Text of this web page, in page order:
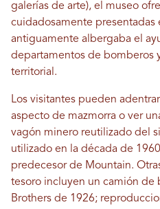
galerías de arte), el museo
cuidadosamente presentadas
antiguamente albergaba el
departamentos de bomberos
territorial.
Los visitantes pueden
aspecto de mazmorra o ver
vagón minero reutilizado del
utilizado en la década de
predecesor de Mountain.
tesoro incluyen un camión de
Brothers de 1926;